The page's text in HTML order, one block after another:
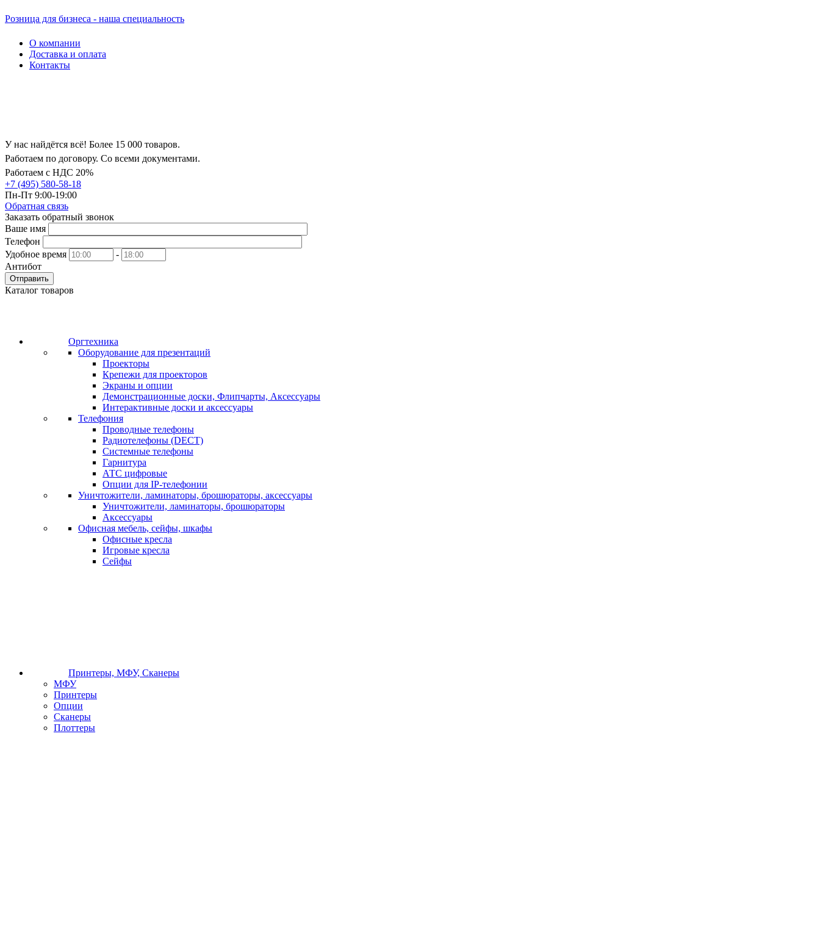
Розница для бизнеса - наша специальность
О компании
Доставка и оплата
Контакты
У нас найдётся всё! Более 15 000 товаров.
Работаем по договору. Со всеми документами.
Работаем с НДС 20%
+7 (495) 580-58-18
Пн-Пт 9:00-19:00
Обратная связь
Заказать обратный звонок
Ваше имя
Телефон
Удобное время
-
Антибот
Отправить
Каталог товаров
Оргтехника
Оборудование для презентаций
Проекторы
Крепежи для проекторов
Экраны и опции
Демонстрационные доски, Флипчарты, Аксессуары
Интерактивные доски и аксессуары
Телефония
Проводные телефоны
Радиотелефоны (DECT)
Системные телефоны
Гарнитура
АТС цифровые
Опции для IP-телефонии
Уничтожители, ламинаторы, брошюраторы, аксессуары
Уничтожители, ламинаторы, брошюраторы
Аксессуары
Офисная мебель, сейфы, шкафы
Офисные кресла
Игровые кресла
Сейфы
Принтеры, МФУ, Сканеры
МФУ
Принтеры
Опции
Сканеры
Плоттеры